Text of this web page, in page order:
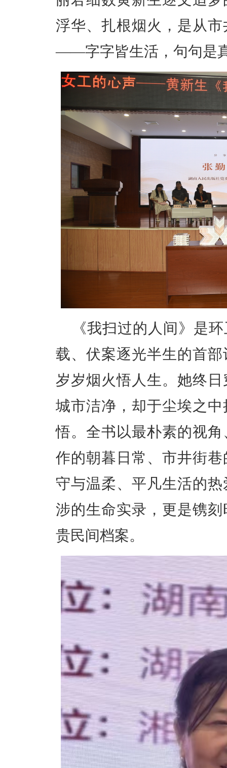
浮华、扎根烟火，是从
——字字皆生活，句句是
《我扫过的人间》是
载、伏案逐光半生的首
岁岁烟火悟人生。她终
城市洁净，却于尘埃之
悟。全书以最朴素的视
作的朝暮日常、市井街
守与温柔、平凡生活的
涉的生命实录，更是镌
贵民间档案。